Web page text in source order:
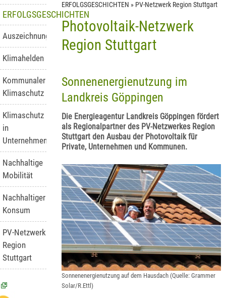
ERFOLGSGESCHICHTEN
Auszeichnungen
Klimahelden
Kommunaler
Klimaschutz
Klimaschutz
in
Unternehmen
Nachhaltige
Mobilität
Nachhaltiger
Konsum
PV-Netzwerk
Region
Stuttgart
ERFOLGSGESCHICHTEN » PV-Netzwerk Region Stuttgart
Photovoltaik-Netzwerk
Region Stuttgart
Sonnenenergienutzung im
Landkreis Göppingen
Die Energieagentur Landkreis Göppingen fördert
als Regionalpartner des PV-Netzwerkes Region
Stuttgart den Ausbau der Photovoltaik für
Private, Unternehmen und Kommunen.
Sonnenenergienutzung auf dem Hausdach (Quelle: Grammer
Solar/R.Ettl)